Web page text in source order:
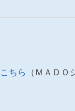
こちら （ＭＡＤＯ